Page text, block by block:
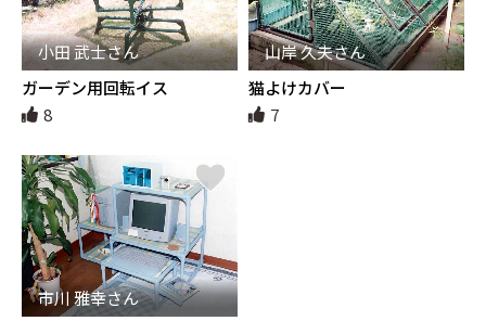
小田 武士さん
ガーデン用回転イス
8
山岸 久夫さん
猫よけカバー
7
市川 雅幸さん